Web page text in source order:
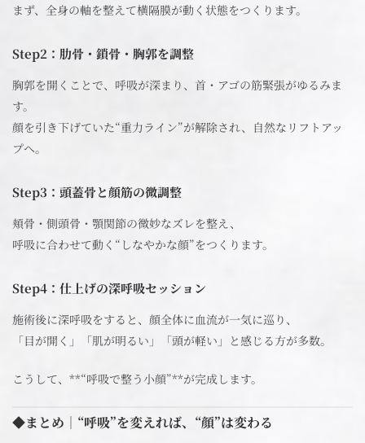
まず、全身の軸を整えて横隔膜が動く状態をつくります。
Step2：肋骨・鎖骨・胸郭を調整
胸郭を開くことで、呼吸が深まり、首・アゴの筋緊張がゆるみま
す。
顔を引き下げていた“重力ライン”が解除され、自然なリフトアッ
プへ。
Step3：頭蓋骨と顔筋の微調整
頬骨・側頭骨・顎関節の微妙なズレを整え、
呼吸に合わせて動く“しなやかな顔”をつくります。
Step4：仕上げの深呼吸セッション
施術後に深呼吸をすると、顔全体に血流が一気に巡り、
「目が開く」「肌が明るい」「頭が軽い」と感じる方が多数。
こうして、**“呼吸で整う小顔”**が完成します。
◆まとめ｜“呼吸”を変えれば、“顔”は変わる